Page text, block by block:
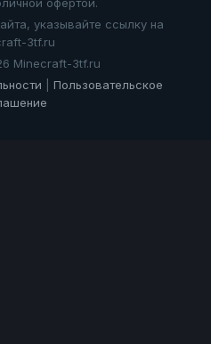
указывайте ссылку на
3tf.ru
Minecraft-3tf.ru
Пользовательское